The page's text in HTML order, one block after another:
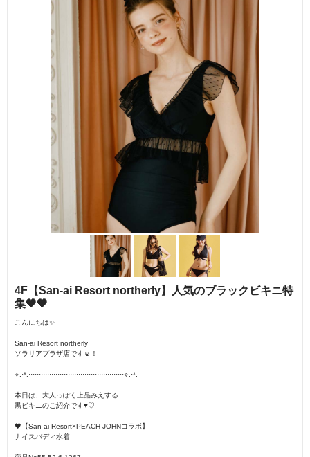
4F【San-ai Resort northerly】人気のブラックビキニ特
集🖤🖤
こんにちは✨
San-ai Resort northerly
ソラリアプラザ店です☺︎！
⟡.·*.··············································⟡.·*.
本日は、大人っぽく上品みえする
黒ビキニのご紹介です♥♡
🖤【San-ai Resort×PEACH JOHNコラボ】
ナイスバディ水着